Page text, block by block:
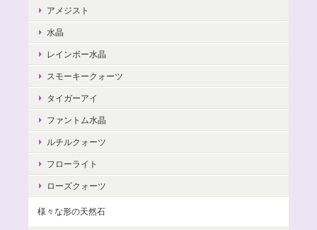
アメジスト
水晶
レインボー水晶
スモーキークォーツ
タイガーアイ
ファントム水晶
ルチルクォーツ
フローライト
ローズクォーツ
様々な形の天然石